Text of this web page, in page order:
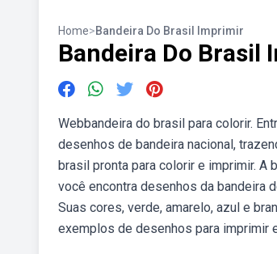
Home>Bandeira Do Brasil Imprimir
Bandeira Do Brasil
Webbandeira do brasil para colorir.
desenhos de bandeira nacional,
brasil pronta para colorir e imprimir. A
você encontra desenhos da bandeira
Suas cores, verde, amarelo, azul e
exemplos de desenhos para imprimir